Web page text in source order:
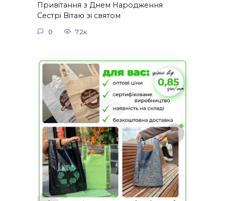
Привітання з Днем Народження
Сестрі Вітаю зі святом
0 7.2к.